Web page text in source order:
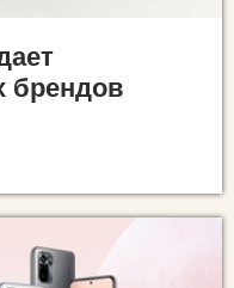
брендов